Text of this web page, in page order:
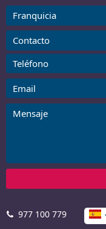
977 100 779